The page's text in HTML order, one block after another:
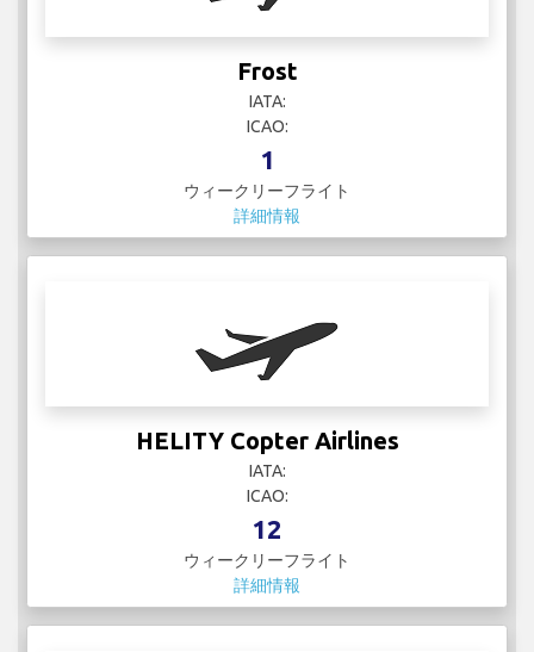
Frost
IATA:
ICAO:
1
ウィークリーフライト
詳細情報
HELITY Copter Airlines
IATA:
ICAO:
12
ウィークリーフライト
詳細情報